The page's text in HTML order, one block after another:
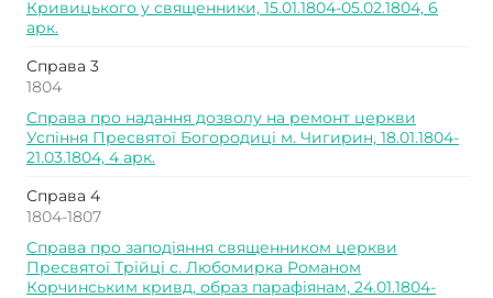
Кривицького у священники, 15.01.1804-05.02.1804, 6
арк.
Справа 3
1804
Справа про надання дозволу на ремонт церкви
Успіння Пресвятої Богородиці м. Чигирин, 18.01.1804-
21.03.1804, 4 арк.
Справа 4
1804-1807
Справа про заподіяння священником церкви
Пресвятої Трійці с. Любомирка Романом
Корчинським кривд, образ парафіянам, 24.01.1804-